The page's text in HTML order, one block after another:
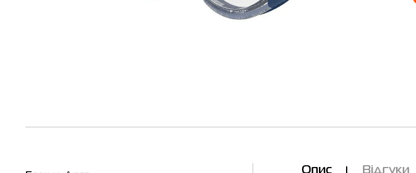
Опис Відгуки